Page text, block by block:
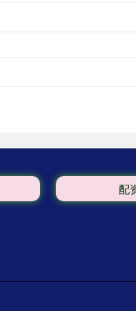
配